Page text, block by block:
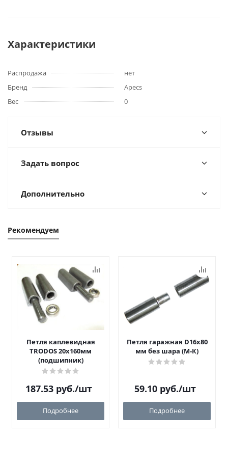
Характеристики
Распродажа
нет
Бренд
Apecs
Вес
0
Отзывы
Задать вопрос
Дополнительно
Рекомендуем
Петля каплевидная
TRODOS 20х160мм
(подшипник)
187.53 руб./шт
Подробнее
Петля гаражная D16х80
мм без шара (М-К)
59.10 руб./шт
Подробнее